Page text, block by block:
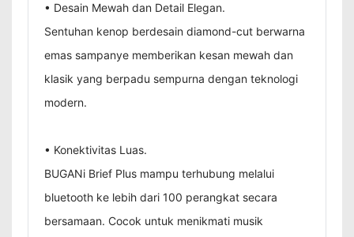
• Desain Mewah dan Detail Elegan.
Sentuhan kenop berdesain diamond-cut berwarna
emas sampanye memberikan kesan mewah dan
klasik yang berpadu sempurna dengan teknologi
modern.
• Konektivitas Luas.
BUGANi Brief Plus mampu terhubung melalui
bluetooth ke lebih dari 100 perangkat secara
bersamaan. Cocok untuk menikmati musik